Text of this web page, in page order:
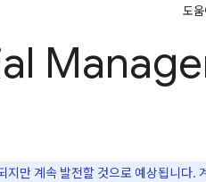
도
지만 계속 발전할 것으로 예상됩니다.